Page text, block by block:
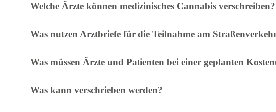
Welche Ärzte können medizinisches Cannabis verschreiben?
Was nutzen Arztbriefe für die Teilnahme am
Was müssen Ärzte und Patienten bei einer geplanten
Was kann verschrieben werden?